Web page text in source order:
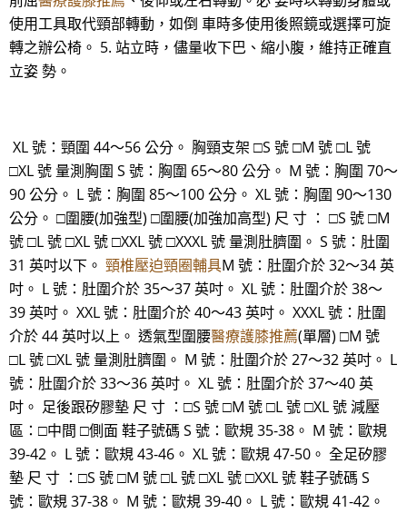
使用工具取代頸部轉動，如倒 車時多使用後照鏡或選擇可旋
轉之辦公椅。 5. 站立時，儘量收下巴、縮小腹，維持正確直
立姿 勢。
XL 號：頸圍 44～56 公分。 胸頸支架 □S 號 □M 號 □L 號
□XL 號 量測胸圍 S 號：胸圍 65～80 公分。 M 號：胸圍 70～
90 公分。 L 號：胸圍 85～100 公分。 XL 號：胸圍 90～130
公分。 □圍腰(加強型) □圍腰(加強加高型) 尺 寸 ： □S 號 □M
號 □L 號 □XL 號 □XXL 號 □XXXL 號 量測肚臍圍。 S 號：肚圍
31 英吋以下。 頸椎壓迫頸圈輔具M 號：肚圍介於 32～34 英
吋。 L 號：肚圍介於 35～37 英吋。 XL 號：肚圍介於 38～
39 英吋。 XXL 號：肚圍介於 40～43 英吋。 XXXL 號：肚圍
介於 44 英吋以上。 透氣型圍腰醫療護膝推薦(單層) □M 號
□L 號 □XL 號 量測肚臍圍。 M 號：肚圍介於 27～32 英吋。 L
號：肚圍介於 33～36 英吋。 XL 號：肚圍介於 37～40 英
吋。 足後跟矽膠墊 尺 寸 ：□S 號 □M 號 □L 號 □XL 號 減壓
區：□中間 □側面 鞋子號碼 S 號：歐規 35-38。 M 號：歐規
39-42。 L 號：歐規 43-46。 XL 號：歐規 47-50。 全足矽膠
墊 尺 寸 ：□S 號 □M 號 □L 號 □XL 號 □XXL 號 鞋子號碼 S
號：歐規 37-38。 M 號：歐規 39-40。 L 號：歐規 41-42。